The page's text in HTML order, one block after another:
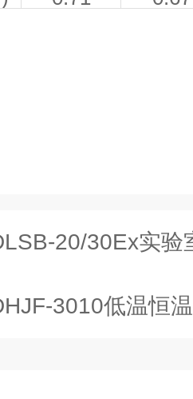
20/30Ex实验
3010低温恒